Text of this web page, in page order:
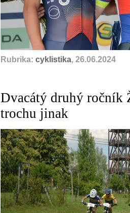
Rubrika: cyklistika, 26.06.2024
Dvacátý druhý ročník
trochu jinak